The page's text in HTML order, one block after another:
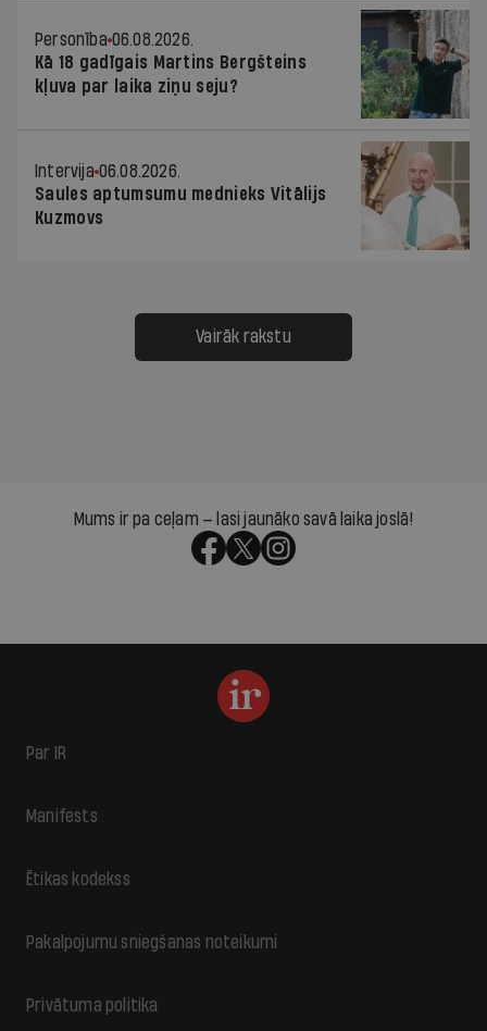
Personība 06.08.2026.
Kā 18 gadīgais Martins Bergšteins
kļuva par laika ziņu seju?
Intervija 06.08.2026.
Saules aptumsumu mednieks Vitālijs
Kuzmovs
Vairāk rakstu
Mums ir pa ceļam — lasi jaunāko savā laika joslā!
Par IR
Manifests
Ētikas kodekss
Pakalpojumu sniegšanas noteikumi
Privātuma politika